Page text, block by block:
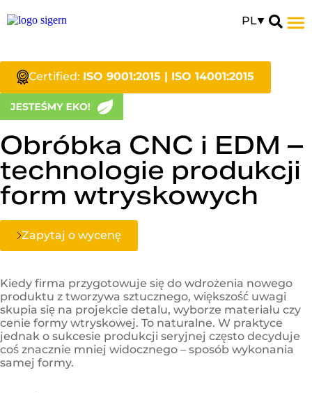
PL
Certified: ISO 9001:2015 | ISO 14001:2015
Obróbka CNC i EDM –
technologie produkcji
form wtryskowych
Zapytaj o wycenę
Kiedy firma przygotowuje się do wdrożenia nowego
produktu z tworzywa sztucznego, większość uwagi
skupia się na projekcie detalu, wyborze materiału czy
cenie formy wtryskowej. To naturalne. W praktyce
jednak o sukcesie produkcji seryjnej często decyduje
coś znacznie mniej widocznego – sposób wykonania
samej formy.